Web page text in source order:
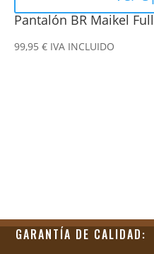
Pantalón BR Maikel
99,95 € IVA INCLUIDO
GARANTÍA DE CALIDAD: